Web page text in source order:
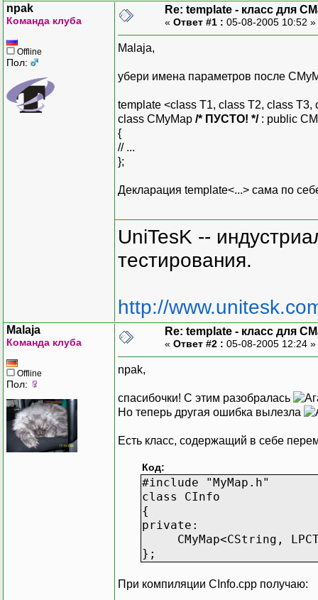
npak
Команда клуба
Offline
Пол:
Re: template - класс для
« Ответ #1 : 05-08-2005 10:52 »
Malaja,
убери имена параметров после
template <class T1, class T2, class T3,
class CMyMap /* ПУСТО! */: public
{
// ...
};
Декларация template<...> сама по
UniTesK --
тестирования.
http://
Malaja
Команда клуба
Offline
Пол:
Re: template - класс для
« Ответ #2 : 05-08-2005 12:24 »
npak,
спасибочки! С этим разобралась
Но теперь другая ошибка вылезла
Есть класс, содержащий в себе
Код:
#include "MyMap.h"
class CInfo
{
private:
CMyMap<CString,
};
При компиляции CInfo.срр получаю: